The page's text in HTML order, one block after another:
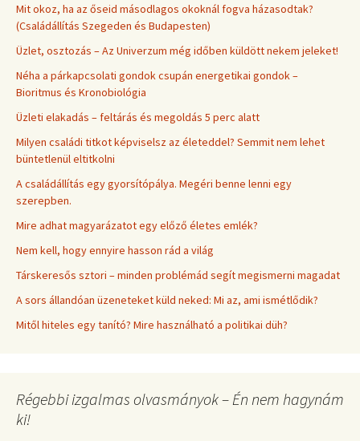
Mit okoz, ha az őseid másodlagos okoknál fogva házasodtak?
(Családállítás Szegeden és Budapesten)
Üzlet, osztozás – Az Univerzum még időben küldött nekem jeleket!
Néha a párkapcsolati gondok csupán energetikai gondok –
Bioritmus és Kronobiológia
Üzleti elakadás – feltárás és megoldás 5 perc alatt
Milyen családi titkot képviselsz az életeddel? Semmit nem lehet
büntetlenül eltitkolni
A családállítás egy gyorsítópálya. Megéri benne lenni egy
szerepben.
Mire adhat magyarázatot egy előző életes emlék?
Nem kell, hogy ennyire hasson rád a világ
Társkeresős sztori – minden problémád segít megismerni magadat
A sors állandóan üzeneteket küld neked: Mi az, ami ismétlődik?
Mitől hiteles egy tanító? Mire használható a politikai düh?
Régebbi izgalmas olvasmányok – Én nem hagynám
ki!